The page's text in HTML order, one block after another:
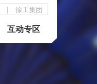
| 徐工集团
互动专区